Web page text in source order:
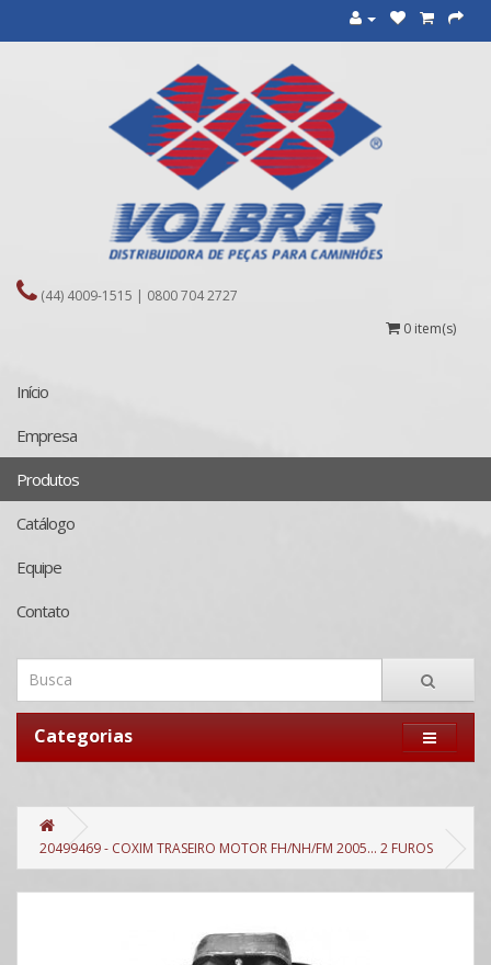
(44) 4009-1515 | 0800 704 2727
0 item(s)
Início
Empresa
Produtos
Catálogo
Equipe
Contato
Categorias
20499469 - COXIM TRASEIRO MOTOR FH/NH/FM 2005... 2 FUROS